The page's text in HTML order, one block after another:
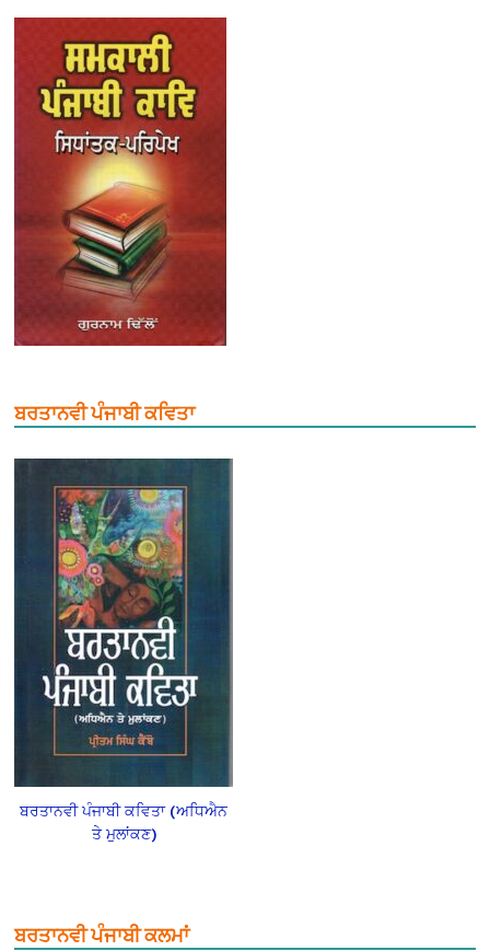
ਬਰਤਾਨਵੀ ਪੰਜਾਬੀ ਕਵਿਤਾ
ਬਰਤਾਨਵੀ ਪੰਜਾਬੀ ਕਵਿਤਾ (ਅਧਿਐਨ
ਤੇ ਮੁਲਾਂਕਣ)
ਬਰਤਾਨਵੀ ਪੰਜਾਬੀ ਕਲਮਾਂ